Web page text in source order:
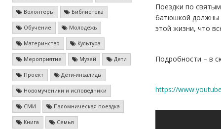
Волонтеры Библиотека
Обучение Молодежь
Материнство Культура
Мероприятие Музей Дети
Проект Дети-инвалиды
Новомученики и исповедники
СМИ Паломническая поездка
Книга Семья
Поездки по
батюшкой должны
этой жизни, что
Подробности – в
https://